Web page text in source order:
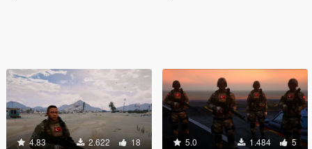
4.83 2.622 18 5.0 1.484 5